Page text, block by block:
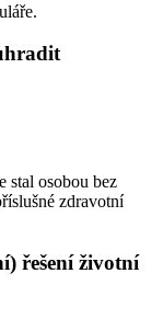
stal osobou bez
zdravotní
řešení životní